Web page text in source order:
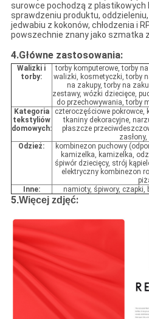
surowce pochodzą z plastikowych
sprawdzeniu produktu,
jedwabiu z kokonów, chłodzenia i
powszechnie znany jako szmatka
4.Główne zastosowania:
Walizki i
torby:
torby komputerowe, torby
walizki, kosmetyczki, torby
na zakupy, torby na
zestawy, wózki dziecięce,
do przechowywania, torby
Kategoria
tekstyliów
domowych:
czteroczęściowe pokrowce,
tkaniny dekoracyjne,
płaszcze
Odzież:
kombinezon puchowy
kamizelka, kamizelka,
śpiwór dziecięcy, strój
elektryczny kombinezon
Inne:
namioty, śpiwory,
5.Więcej zdjęć: